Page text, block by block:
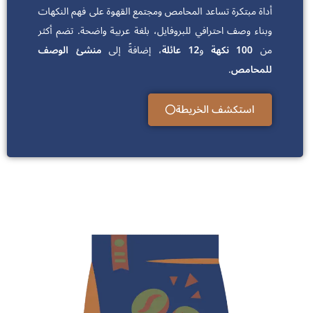
أداة مبتكرة تساعد المحامص ومجتمع القهوة على فهم النكهات
وبناء وصف احترافي للبروفايل، بلغة عربية واضحة. تضم أكثر
من 100 نكهة و12 عائلة ، إضافةً إلى منشئ الوصف
للمحامص.
استكشف الخريطة